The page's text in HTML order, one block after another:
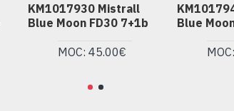
KM1017930 Mistrall
Blue Moon FD30 7+1b
MOC: 45.00€
Blue